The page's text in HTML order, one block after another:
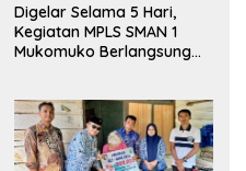
Digelar Selama 5 Hari,
Kegiatan MPLS SMAN 1
Mukomuko Berlangsung